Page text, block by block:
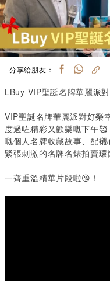
分享給朋友：
LBuy VIP聖誕名牌華麗派
VIP聖誕名牌華麗派對好榮
度過咗精彩又歡樂嘅下午
嘅個人名牌收藏故事、配
緊張刺激的名牌名錶拍賣
一齊重溫精華片段啦😘！